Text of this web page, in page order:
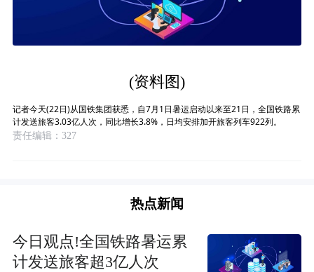
(资料图)
记者今天(22日)从国铁集团获悉，自7月1日暑运启动以来至21日，全国铁路累
计发送旅客3.03亿人次，同比增长3.8%，日均安排加开旅客列车922列。
责任编辑：327
热点新闻
今日观点!全国铁路暑运累
计发送旅客超3亿人次